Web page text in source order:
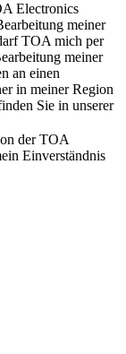
Electronics
meiner
TOA mich per
meiner
an einen
in meiner Region
Sie in unserer
der TOA
Einverständnis